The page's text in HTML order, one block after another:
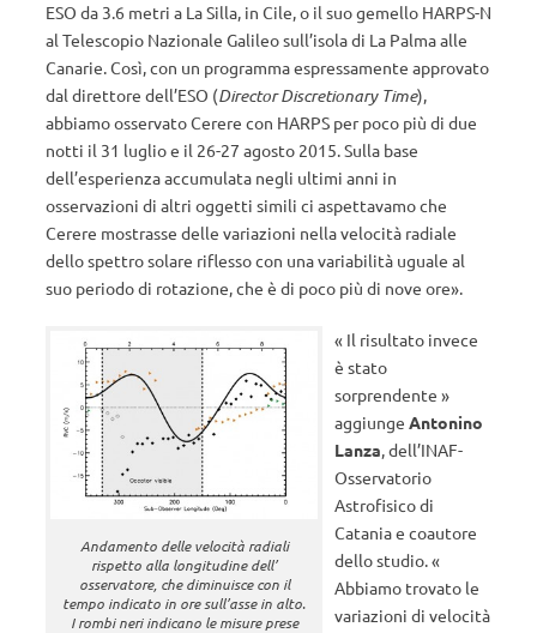
ESO da 3.6 metri a La Silla, in Cile, o il suo gemello HARPS-N
al Telescopio Nazionale Galileo sull’isola di La Palma alle
Canarie. Così, con un programma espressamente approvato
dal direttore dell’ESO (Director Discretionary Time),
abbiamo osservato Cerere con HARPS per poco più di due
notti il 31 luglio e il 26-27 agosto 2015. Sulla base
dell’esperienza accumulata negli ultimi anni in
osservazioni di altri oggetti simili ci aspettavamo che
Cerere mostrasse delle variazioni nella velocità radiale
dello spettro solare riflesso con una variabilità uguale al
suo periodo di rotazione, che è di poco più di nove ore».
Andamento delle velocità radiali
rispetto alla longitudine dell’
osservatore, che diminuisce con il
tempo indicato in ore sull’asse in alto.
I rombi neri indicano le misure prese
« Il risultato invece
è stato
sorprendente »
aggiungeAntonino
Lanza, dell’INAF-
Osservatorio
Astrofisico di
Catania e coautore
dello studio. «
Abbiamo trovato le
variazioni di velocità